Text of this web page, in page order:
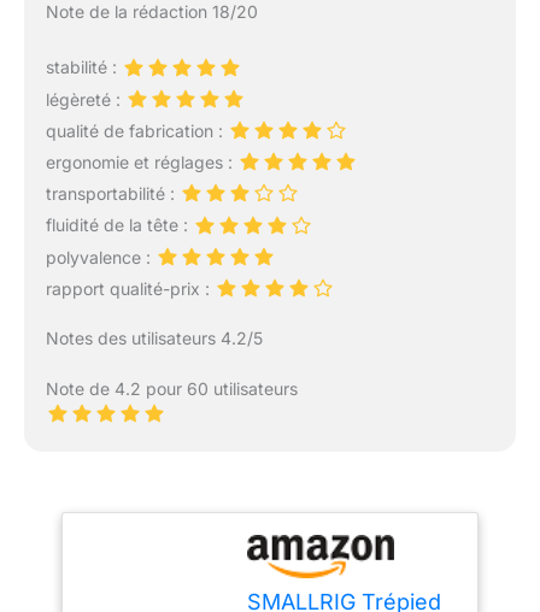
Note de la rédaction 18/20
stabilité :
légèreté :
qualité de fabrication :
ergonomie et réglages :
transportabilité :
fluidité de la tête :
polyvalence :
rapport qualité-prix :
Notes des utilisateurs 4.2/5
Note de 4.2 pour 60 utilisateurs
SMALLRIG Trépied